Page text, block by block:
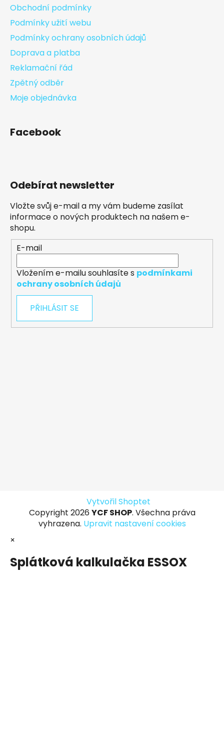
Obchodní podmínky
Podmínky užití webu
Podmínky ochrany osobních údajů
Doprava a platba
Reklamační řád
Zpětný odběr
Moje objednávka
Facebook
Odebírat newsletter
Vložte svůj e-mail a my vám budeme zasílat
informace o nových produktech na našem e-
shopu.
E-mail
Vložením e-mailu souhlasíte s podmínkami
ochrany osobních údajů
PŘIHLÁSIT SE
Vytvořil Shoptet
Copyright 2026 YCF SHOP. Všechna práva
vyhrazena. Upravit nastavení cookies
×
Splátková kalkulačka ESSOX